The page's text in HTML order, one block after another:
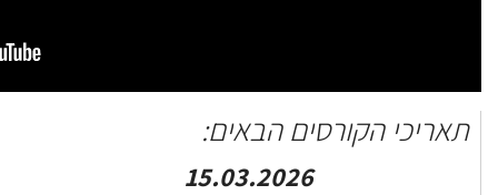
תאריכי הקורסים הבאים:
15.03.2026